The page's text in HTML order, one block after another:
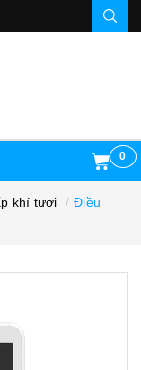
0
khí tươi
Điều